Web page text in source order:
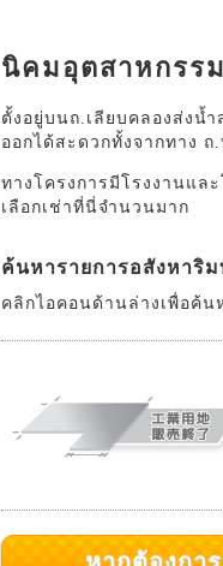
นิคมอุตสาหกรร
ตั้งอยู่บนถ.เลียบคลองส่งน้
ออกได้สะดวกทั้งจากทาง
ทางโครงการมีโรงงานแล
เลือกเช่าที่นี่จำนวนมาก
ค้นหารายการอสังหาริ
คลิกไอคอนด้านล่างเพื่อค้